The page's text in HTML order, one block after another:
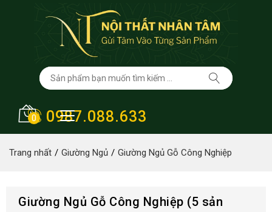
0987.088.633
0
Trang nhất Giường Ngủ Giường Ngủ Gỗ Công Nghiệp
Giường Ngủ Gỗ Công Nghiệp (5 sản